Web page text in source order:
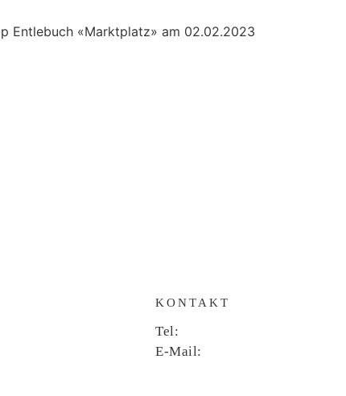
Entlebuch «Marktplatz» am 02.02.2023
KONTAKT
Tel:
E-Mail: